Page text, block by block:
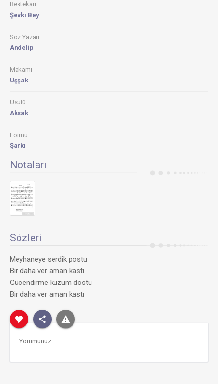
Bestekarı
Şevkı Bey
Söz Yazarı
Andelip
Makamı
Uşşak
Usulü
Aksak
Formu
Şarkı
Notaları
Sözleri
Meyhaneye serdik postu
Bir daha ver aman kastı
Gücendirme kuzum dostu
Bir daha ver aman kastı